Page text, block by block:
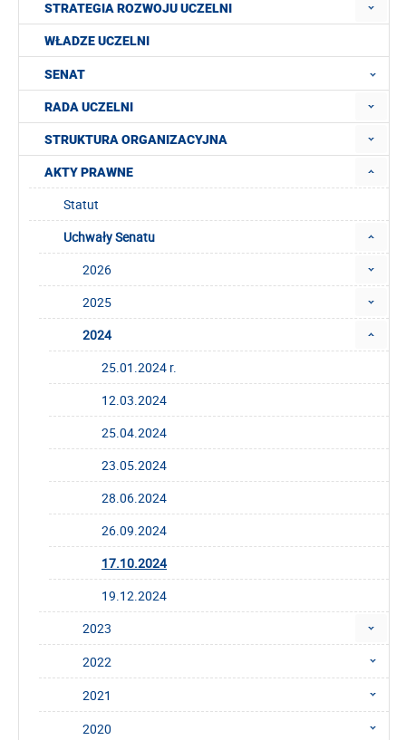
STRATEGIA ROZWOJU UCZELNI
WŁADZE UCZELNI
SENAT
RADA UCZELNI
STRUKTURA ORGANIZACYJNA
AKTY PRAWNE
Statut
Uchwały Senatu
2026
2025
2024
25.01.2024 r.
12.03.2024
25.04.2024
23.05.2024
28.06.2024
26.09.2024
17.10.2024
19.12.2024
2023
2022
2021
2020